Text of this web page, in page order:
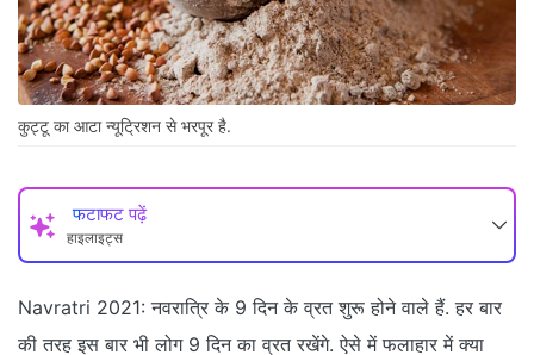
कुट्टू का आटा न्यूट्रिशन से भरपूर है.
फटाफट पढ़ें
हाइलाइट्स
Navratri 2021: नवरात्रि के 9 दिन के व्रत शुरू होने वाले हैं. हर बार
की तरह इस बार भी लोग 9 दिन का व्रत रखेंगे. ऐसे में फलाहार में क्या